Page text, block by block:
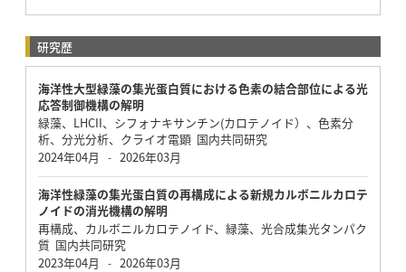
研究歴
海洋性大型緑藻の集光蛋白質における色素の結合部位による光
応答制御機構の解明
緑藻、LHCII、シフォナキサンチン(カロテノイド）、色素分
析、分光分析、クライオ電顕 国内共同研究
2024年04月
- 2026年03月
海洋性緑藻の集光蛋白質の再構成による新規カルボニルカロテ
ノイドの消光機構の解明
再構成、カルボニルカロテノイド、緑藻、光合成集光タンパク
質 国内共同研究
2023年04月
- 2026年03月